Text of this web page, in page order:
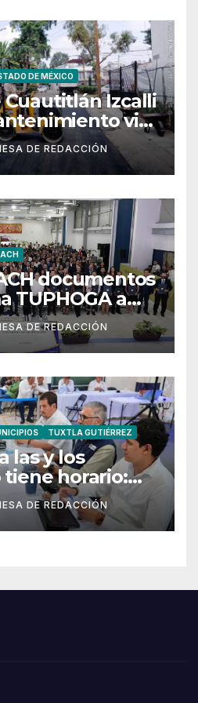
DE MÉXICO
Izcalli
vial
bacheo en
del
DE REDACCIÓN
documentos
TUPHOGA a
de posgrado
DE REDACCIÓN
TUXTLA GUTIÉRREZ
las y los
horario:
DE REDACCIÓN